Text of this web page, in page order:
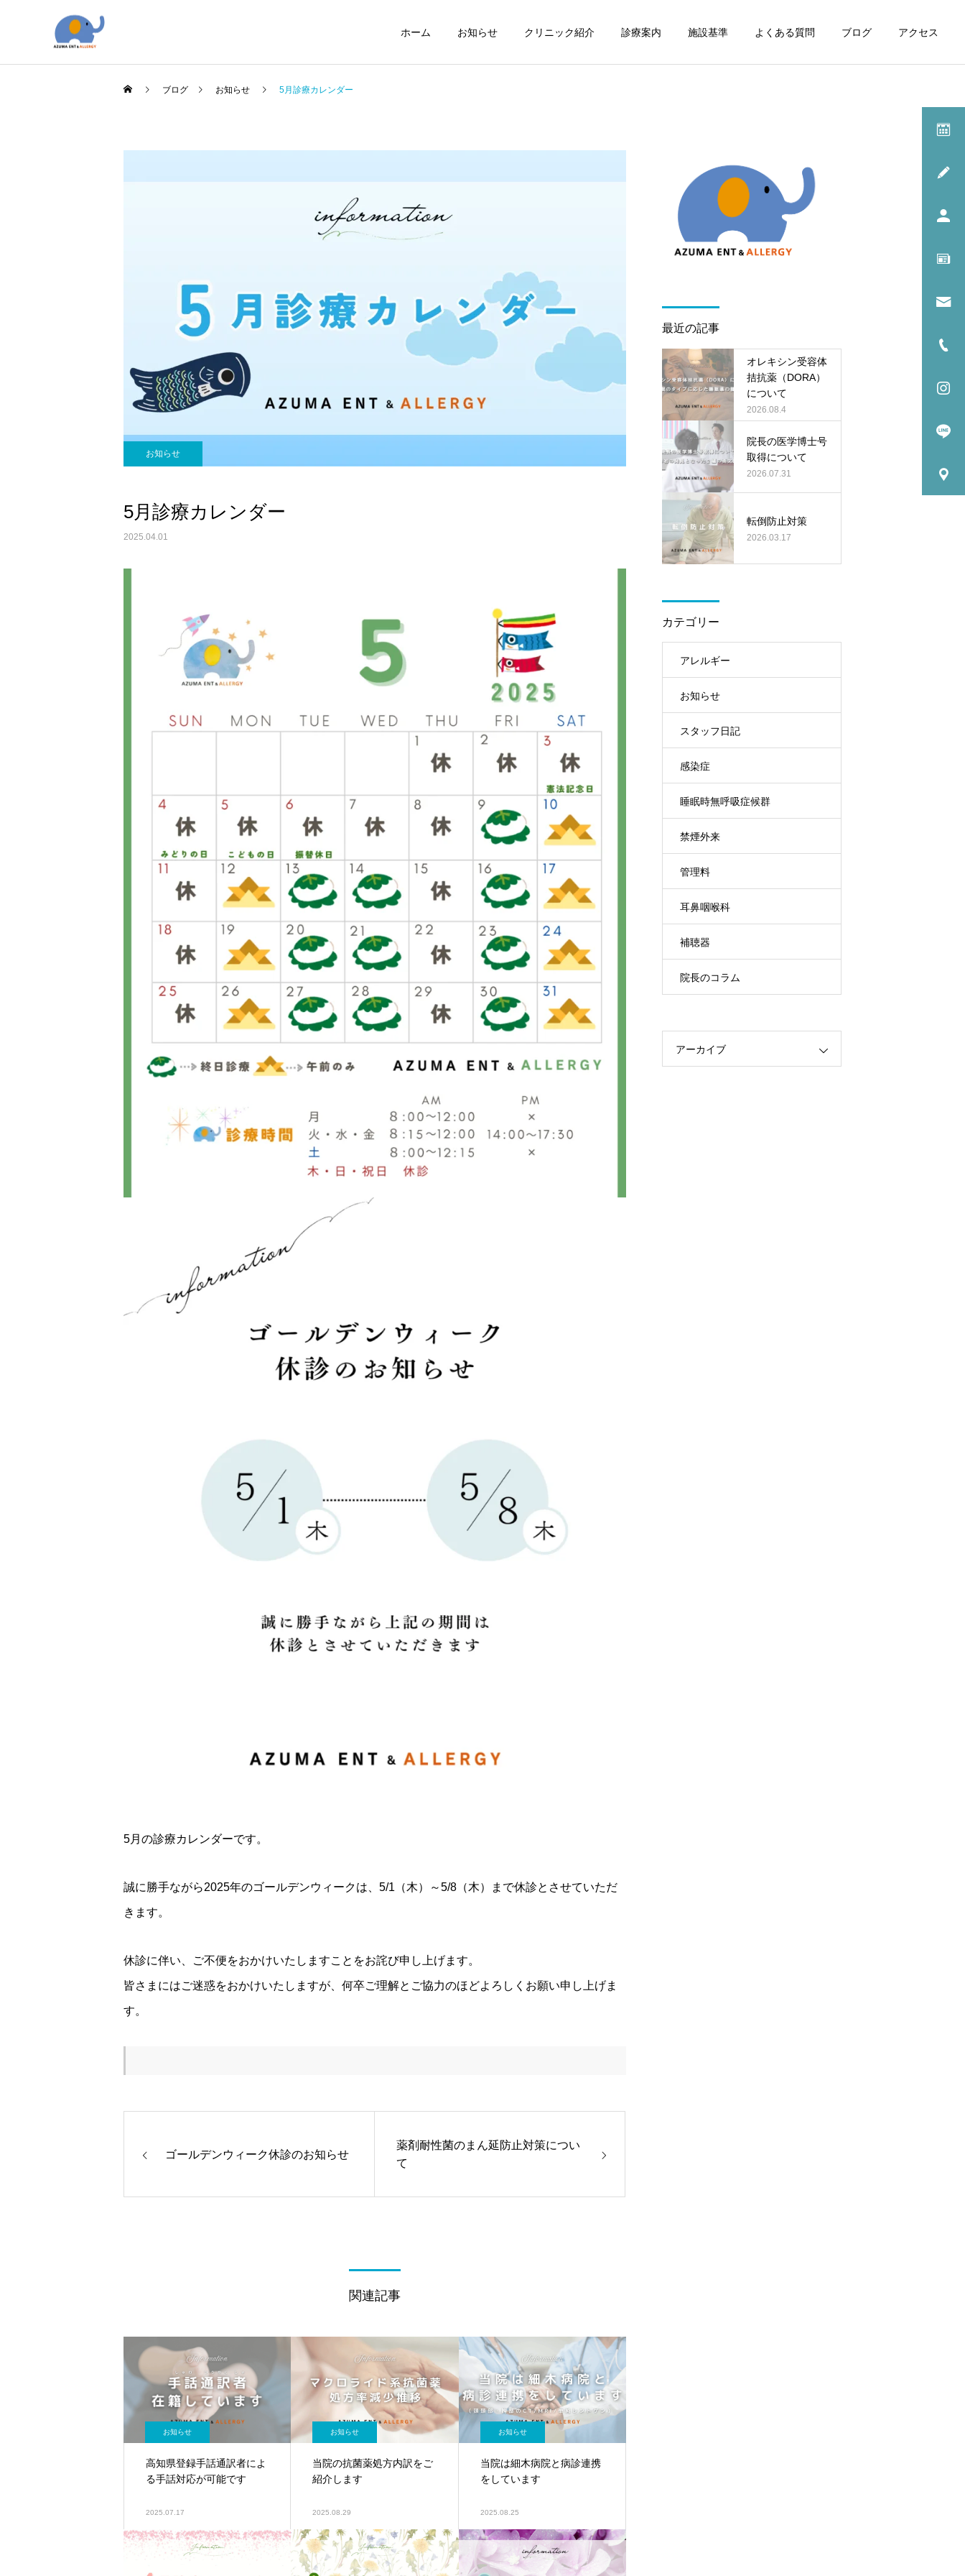
ホーム お知らせ クリニック紹介 診療案内 施設基準 よくある質問 ブログ アクセス
呼吸器内科
院長のコラム 院長のコラム
院長の医学博士号取得につ
いて
スタッフ日記 院長のコラム
イッチ・スクラッチ・サイ
クル
耳掃除だけで受診してもい
ブログ お知らせ 5月診療カレンダー
お知らせ
5月診療カレンダー
2025.04.01
5月の診療カレンダーです。
誠に勝手ながら2025年のゴールデンウィークは、5/1（木）～5/8（木）まで休診とさせていただ
きます。
休診に伴い、ご不便をおかけいたしますことをお詫び申し上げます。
皆さまにはご迷惑をおかけいたしますが、何卒ご理解とご協力のほどよろしくお願い申し上げま
す。
ゴールデンウィーク休診のお知らせ
薬剤耐性菌のまん延防止対策につい
て
関連記事
お知らせ
高知県登録手話通訳者によ
る手話対応が可能です
2025.07.17
お知らせ
当院の抗菌薬処方内訳をご
紹介します
2025.08.29
お知らせ
当院は細木病院と病診連携
をしています
2025.08.25
最近の記事
オレキシン受容体
拮抗薬（DORA）
について
2026.08.4
院長の医学博士号
取得について
2026.07.31
転倒防止対策
2026.03.17
カテゴリー
アレルギー
お知らせ
スタッフ日記
感染症
睡眠時無呼吸症候群
禁煙外来
管理料
耳鼻咽喉科
補聴器
院長のコラム
アーカイブ